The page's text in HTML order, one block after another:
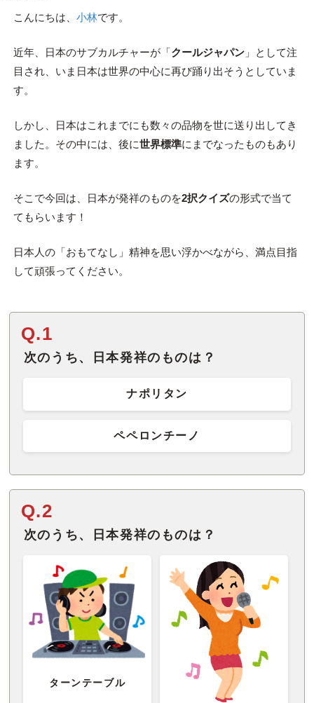
こんにちは、 小林です。
近年、日本のサブカルチャーが「クールジャパン」として注
目され、いま日本は世界の中心に再び踊り出そうとしていま
す。
しかし、日本はこれまでにも数々の品物を世に送り出してき
ました。その中には、後に世界標準にまでなったものもあり
ます。
そこで今回は、日本が発祥のものを2択クイズの形式で当て
てもらいます！
日本人の「おもてなし」精神を思い浮かべながら、満点目指
して頑張ってください。
Q.1
次のうち、日本発祥のものは？
ナポリタン
ペペロンチーノ
Q.2
次のうち、日本発祥のものは？
ターンテーブル